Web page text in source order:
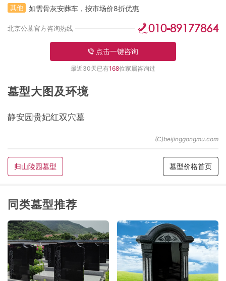
其他 如需骨灰安葬车，按市场价8折优惠
北京公墓官方咨询热线 010-89177864
点击一键咨询
最近30天已有168位家属咨询过
墓型大图及环境
静安园贵妃红双穴墓
归山陵园墓型 墓型价格首页
同类墓型推荐